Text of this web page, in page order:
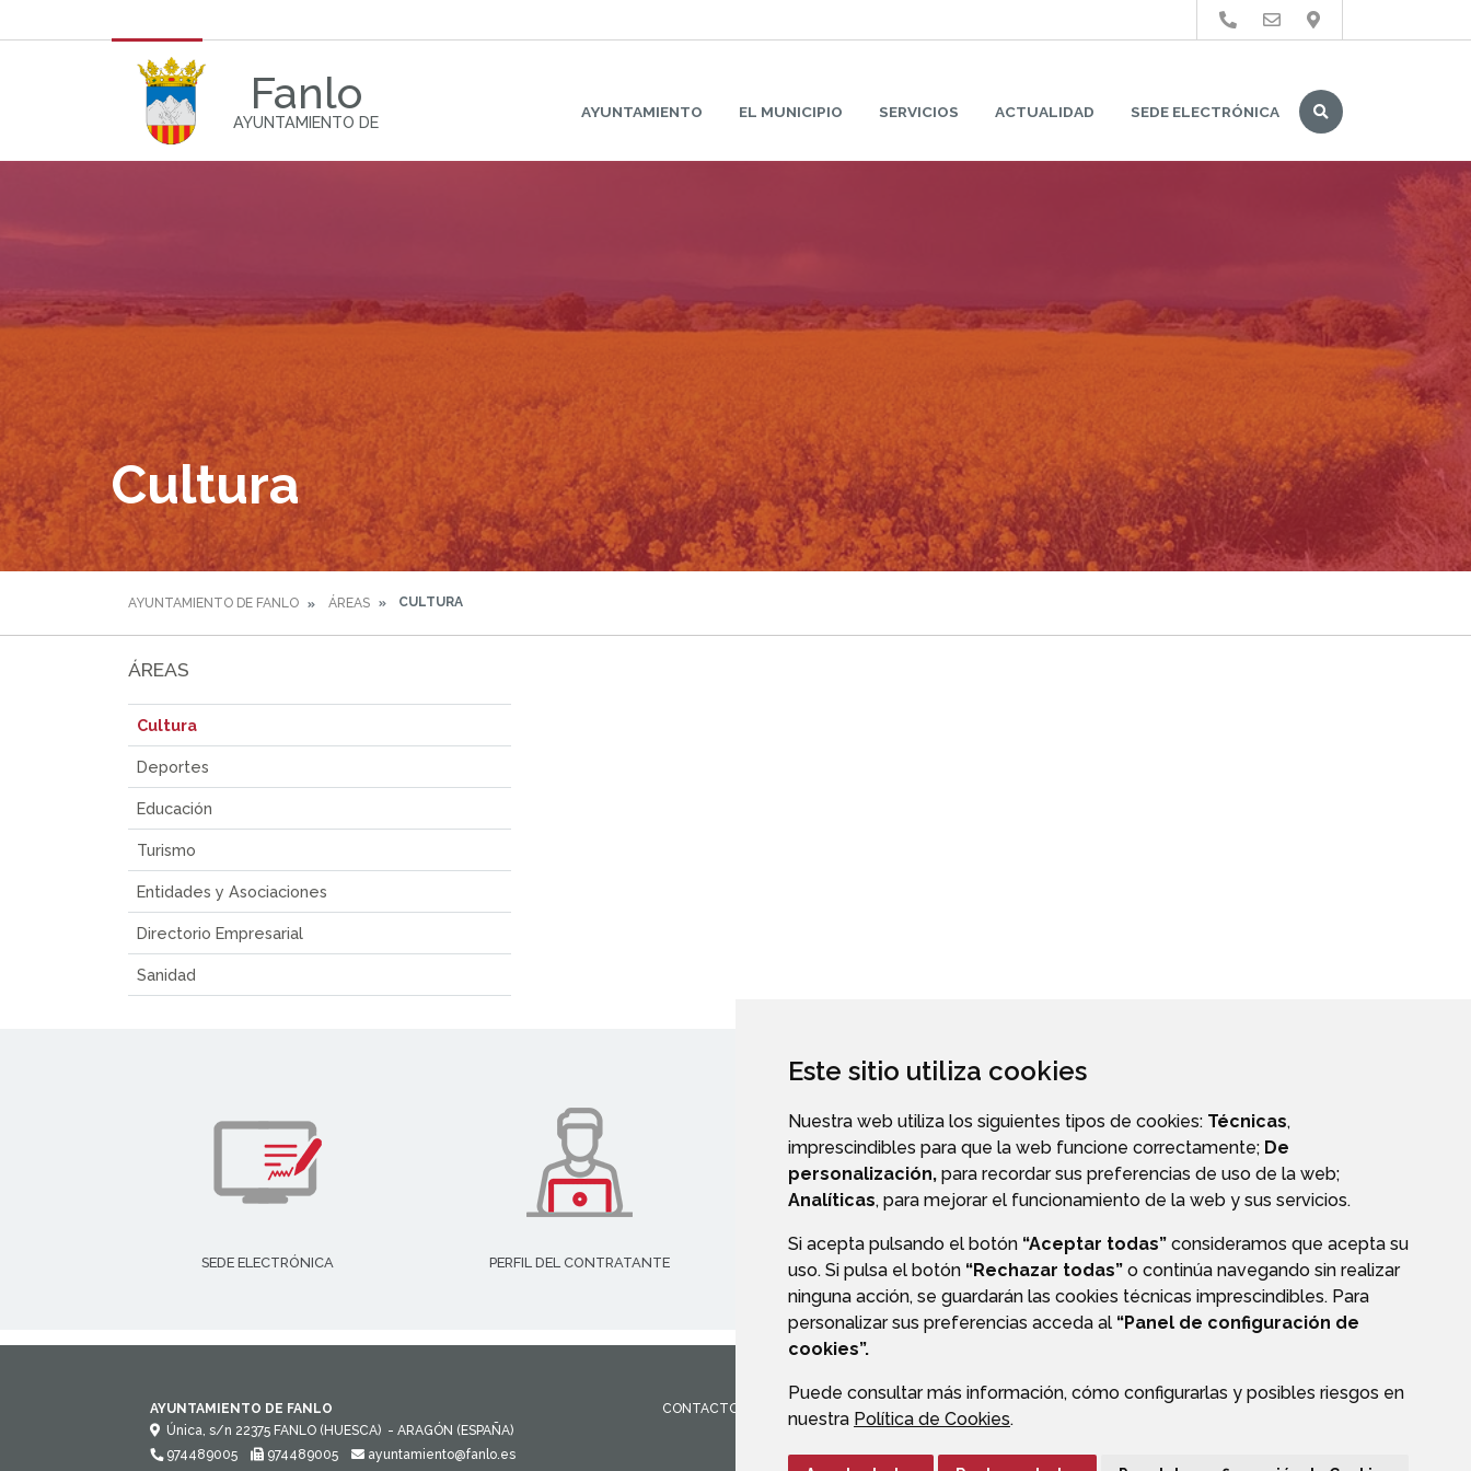
Este sitio utiliza cookies
Nuestra web utiliza los siguientes tipos de cookies: Técnicas,
imprescindibles para que la web funcione correctamente; De
personalización, para recordar sus preferencias de uso de la web;
Analíticas, para mejorar el funcionamiento de la web y sus servicios.
Si acepta pulsando el botón “Aceptar todas” consideramos que acepta su
uso. Si pulsa el botón “Rechazar todas” o continúa navegando sin realizar
ninguna acción, se guardarán las cookies técnicas imprescindibles. Para
personalizar sus preferencias acceda al “Panel de configuración de
cookies”.
Puede consultar más información, cómo configurarlas y posibles riesgos en
nuestra Política de Cookies.
Fanlo
AYUNTAMIENTO DE
AYUNTAMIENTO EL MUNICIPIO SERVICIOS ACTUALIDAD SEDE ELECTRÓNICA
Buscar
Cultura
AYUNTAMIENTO DE FANLO ÁREAS CULTURA
ÁREAS
Cultura
Deportes
Educación
Turismo
Entidades y Asociaciones
Directorio Empresarial
Sanidad
SEDE ELECTRÓNICA PERFIL DEL CONTRATANTE VALIDACIÓN DE DOCUMENTOS TRANSPARENCIA
AYUNTAMIENTO DE FANLO
Única, s/n 22375 FANLO (HUESCA) - ARAGÓN (ESPAÑA)
974489005
974489005 ayuntamiento@fanlo.es
CONTACTO ACCESIBILIDAD POLÍTICA DE COOKIES